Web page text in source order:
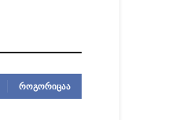
ᲠᲝᲒᲝᲠᲘᲪᲐᲐ